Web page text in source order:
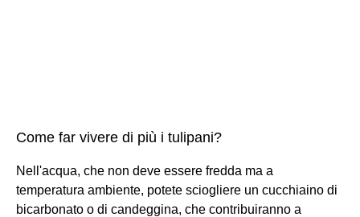
Come far vivere di più i tulipani?
Nell'acqua, che non deve essere fredda ma a
temperatura ambiente, potete sciogliere un cucchiaino di
bicarbonato o di candeggina, che contribuiranno a